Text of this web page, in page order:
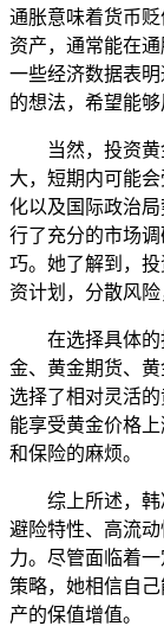
通胀意味着货币
资产，通常能在
一些经济数据表
的想法，希望能
当然，投资
大，短期内可能
化以及国际政治
行了充分的市场
巧。她了解到，
资计划，分散风险
在选择具体
金、黄金期货、
选择了相对灵活
能享受黄金价格
和保险的麻烦。
综上所述，
避险特性、高流
力。尽管面临着
策略，她相信自
产的保值增值。